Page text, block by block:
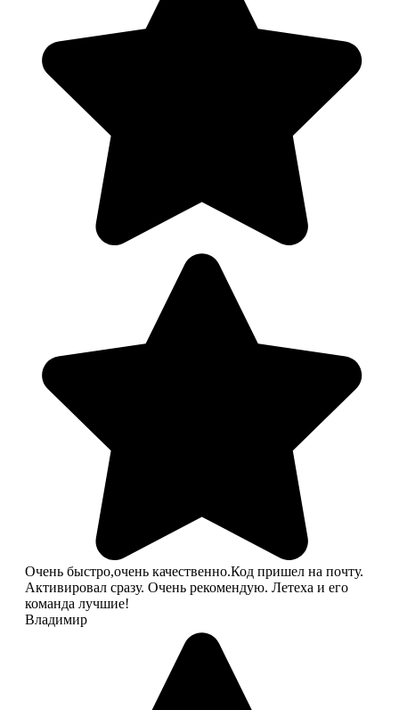
Очень быстро,очень качественно.Код пришел на почту.
Активировал сразу. Очень рекомендую. Летеха и его
команда лучшие!
Владимир